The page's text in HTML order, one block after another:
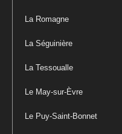
La Romagne
La Séguinière
La Tessoualle
Le May-sur-Èvre
Le Puy-Saint-Bonnet